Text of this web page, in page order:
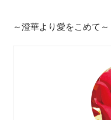
～澄華より愛をこめて～